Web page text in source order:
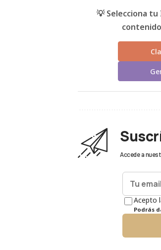
💡 Selecciona
Accede a
Acepto
Podrás